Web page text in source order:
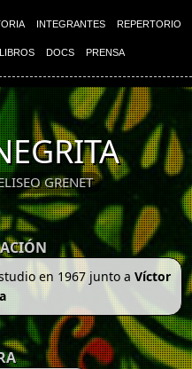
INTEGRANTES REPERTORIO
LIBROS DOCS PRENSA
GRENET
en 1967 junto a Víctor